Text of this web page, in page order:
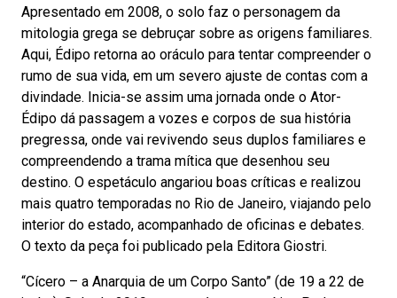
Apresentado em 2008, o solo faz o personagem da
mitologia grega se debruçar sobre as origens familiares.
Aqui, Édipo retorna ao oráculo para tentar compreender o
rumo de sua vida, em um severo ajuste de contas com a
divindade. Inicia-se assim uma jornada onde o Ator-
Édipo dá passagem a vozes e corpos de sua história
pregressa, onde vai revivendo seus duplos familiares e
compreendendo a trama mítica que desenhou seu
destino. O espetáculo angariou boas críticas e realizou
mais quatro temporadas no Rio de Janeiro, viajando pelo
interior do estado, acompanhado de oficinas e debates.
O texto da peça foi publicado pela Editora Giostri.
“Cícero – a Anarquia de um Corpo Santo” (de 19 a 22 de